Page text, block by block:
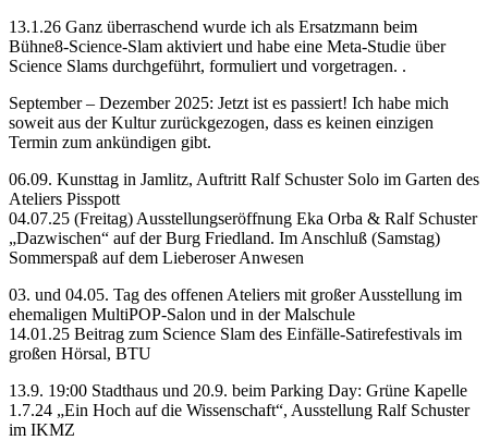
13.1.26 Ganz überraschend wurde ich als Ersatzmann beim
Bühne8-Science-Slam aktiviert und habe eine Meta-Studie über
Science Slams durchgeführt, formuliert und vorgetragen. .
September – Dezember 2025: Jetzt ist es passiert! Ich habe mich
soweit aus der Kultur zurückgezogen, dass es keinen einzigen
Termin zum ankündigen gibt.
06.09. Kunsttag in Jamlitz, Auftritt Ralf Schuster Solo im Garten des
Ateliers Pisspott
04.07.25 (Freitag) Ausstellungseröffnung Eka Orba & Ralf Schuster
„Dazwischen“ auf der Burg Friedland. Im Anschluß (Samstag)
Sommerspaß auf dem Lieberoser Anwesen
03. und 04.05. Tag des offenen Ateliers mit großer Ausstellung im
ehemaligen MultiPOP-Salon und in der Malschule
14.01.25 Beitrag zum Science Slam des Einfälle-Satirefestivals im
großen Hörsal, BTU
13.9. 19:00 Stadthaus und 20.9. beim Parking Day: Grüne Kapelle
1.7.24 „Ein Hoch auf die Wissenschaft“, Ausstellung Ralf Schuster
im IKMZ